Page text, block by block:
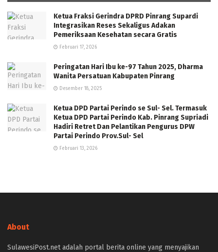
Ketua Fraksi Gerindra DPRD Pinrang Supardi
Integrasikan Reses Sekaligus Adakan
Pemeriksaan Kesehatan secara Gratis
Februari 17, 2026
Peringatan Hari Ibu ke-97 Tahun 2025, Dharma
Wanita Persatuan Kabupaten Pinrang
Desember 18, 2025
Ketua DPD Partai Perindo se Sul- Sel. Termasuk
Ketua DPD Partai Perindo Kab. Pinrang Supriadi
Hadiri Retret Dan Pelantikan Pengurus DPW
Partai Perindo Prov.Sul- Sel
Februari 13, 2026
About
SulawesiPost.net adalah portal berita online yang menyajikan